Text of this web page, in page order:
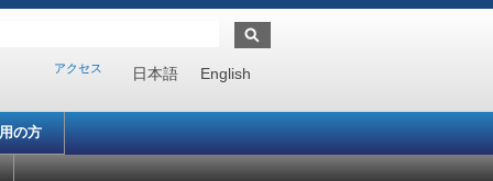
日本語 English
アクセス
の方